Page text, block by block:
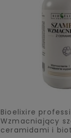
Bioelixire
Wzmacniający
ceramidami i